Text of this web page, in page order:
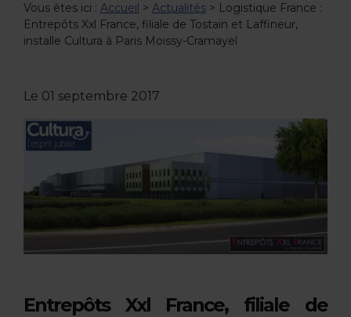
Vous êtes ici : Accueil > Actualités> Logistique France :
Entrepôts Xxl France, filiale de Tostain et Laffineur,
installe Cultura à Paris Moissy-Cramayel
Le 01 septembre 2017
Entrepôts Xxl France, filiale de